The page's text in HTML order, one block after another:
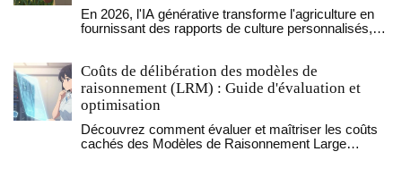
En 2026, l'IA générative transforme l'agriculture en
fournissant des rapports de culture personnalisés,
petits et grands agriculteurs à prendre de meilleures
décisions, avec une transparence et une fiabilité
sans précédent.
Coûts de délibération des modèles de
raisonnement (LRM) : Guide d'évaluation et
optimisation
Découvrez comment évaluer et maîtriser les coûts
cachés des Modèles de Raisonnement Large